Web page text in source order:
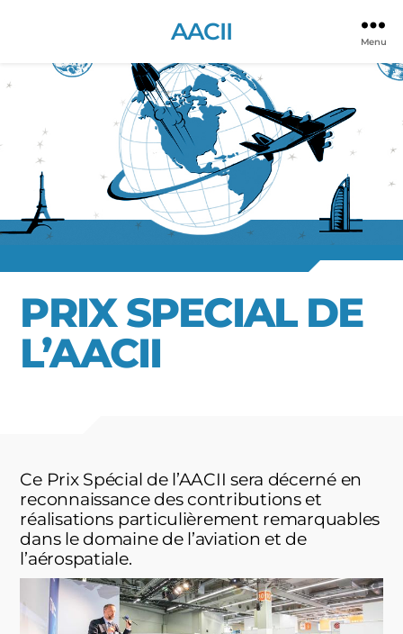
AACII Menu
PRIX SPECIAL DE
L’AACII
Ce Prix Spécial de l’AACII sera décerné en
reconnaissance des contributions et
réalisations particulièrement remarquables
dans le domaine de l’aviation et de
l’aérospatiale.